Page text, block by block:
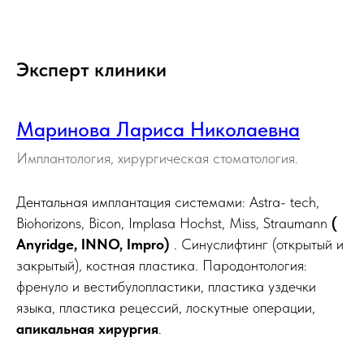
Эксперт клиники
Маринова Лариса Николаевна
Имплантология, хирургическая стоматология.
Дентальная имплантация системами: Astra- tech,
Biohorizons, Bicon, Implasa Hochst, Miss, Straumann (
Anyridge, INNO, Impro) . Синуслифтинг (открытый и
закрытый), костная пластика. Пародонтология:
френуло и вестибулопластики, пластика уздечки
языка, пластика рецессий, лоскутные операции,
апикальная хирургия.